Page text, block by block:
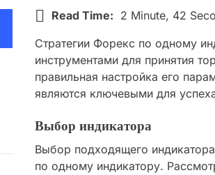
Read Time: 2 Minute, 42
Стратегии Форекс по одному
инструментами для принятия
правильная настройка его
являются ключевыми для
Выбор индикатора
Выбор подходящего
по одному индикатору.